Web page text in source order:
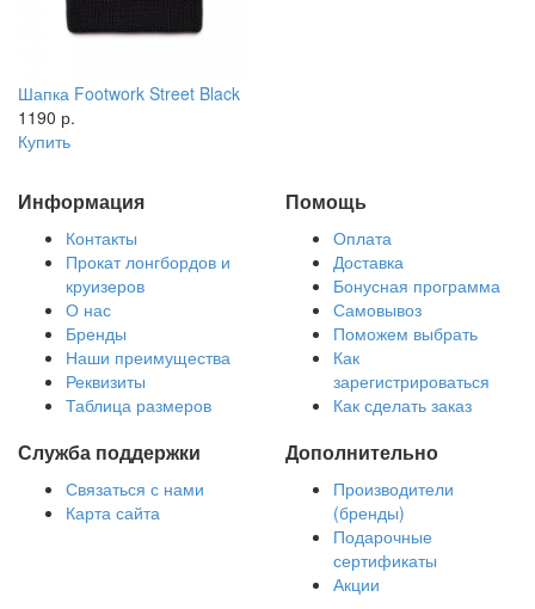
Шапка Footwork Street Black
1190 р.
Купить
Информация
Контакты
Прокат лонгбордов и
круизеров
О нас
Бренды
Наши преимущества
Реквизиты
Таблица размеров
Помощь
Оплата
Доставка
Бонусная программа
Самовывоз
Поможем выбрать
Как
зарегистрироваться
Как сделать заказ
Служба поддержки
Связаться с нами
Карта сайта
Дополнительно
Производители
(бренды)
Подарочные
сертификаты
Акции